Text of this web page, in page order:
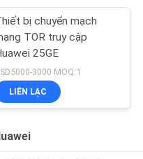
bị chuyển mạch
TOR truy cập
25GE
3000 MOQ:1
LIÊN LẠC